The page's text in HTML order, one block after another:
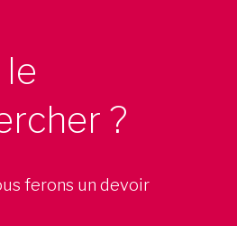
?
ferons un devoir